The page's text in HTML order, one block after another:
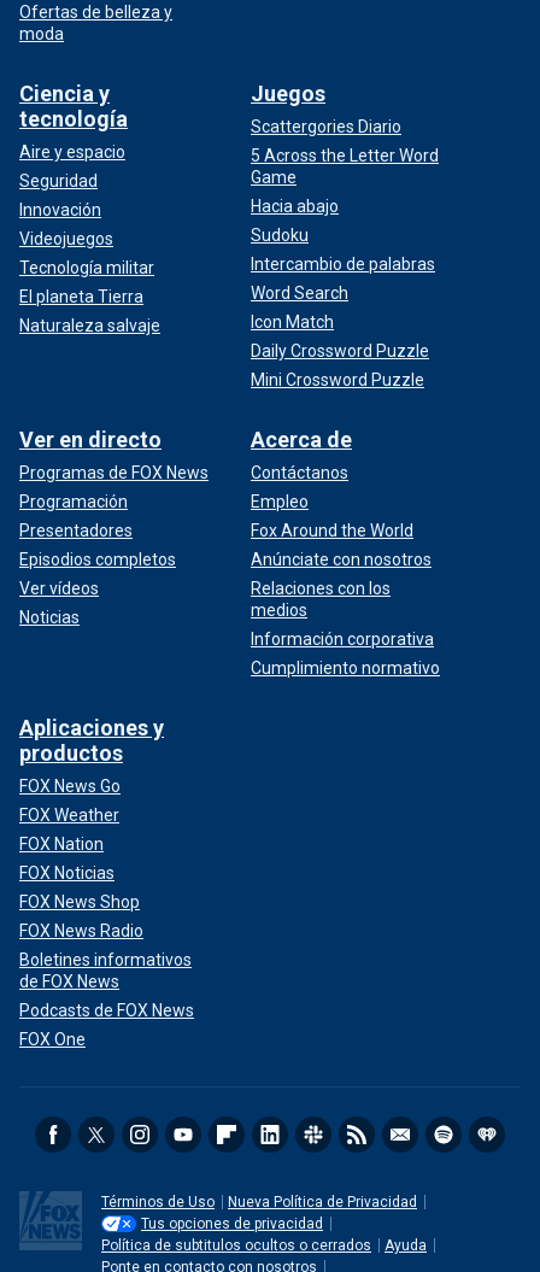
Ofertas de belleza y
moda
Ciencia y
tecnología
Aire y espacio
Seguridad
Innovación
Videojuegos
Tecnología militar
El planeta Tierra
Naturaleza salvaje
Juegos
Scattergories Diario
5 Across the Letter Word
Game
Hacia abajo
Sudoku
Intercambio de palabras
Word Search
Icon Match
Daily Crossword Puzzle
Mini Crossword Puzzle
Ver en directo
Programas de FOX News
Programación
Presentadores
Episodios completos
Ver vídeos
Noticias
Acerca de
Contáctanos
Empleo
Fox Around the World
Anúnciate con nosotros
Relaciones con los
medios
Información corporativa
Cumplimiento normativo
Aplicaciones y
productos
FOX News Go
FOX Weather
FOX Nation
FOX Noticias
FOX News Shop
FOX News Radio
Boletines informativos
de FOX News
Podcasts de FOX News
FOX One
Términos de Uso
Nueva Política de Privacidad
Tus opciones de privacidad
Política de subtitulos ocultos o cerrados
Ayuda
Ponte en contacto con nosotros